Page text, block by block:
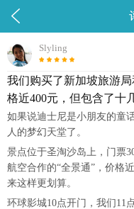

Slyling
我们购买了新加坡旅游
格近400元，但包含了十
如果说迪士尼是小朋友的童
人的梦幻天堂了。
景点位于圣淘沙岛上，门票
航空合作的“全景通”，价格
来这样更划算。
环球影城10点开门，我们11